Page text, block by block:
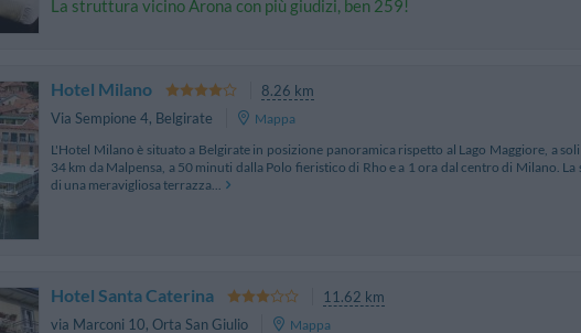
La struttura vicino Arona con più giudizi, ben 259!
Hotel Milano
8.26 km
Via Sempione 4, Belgirate
Mappa
L'Hotel Milano è situato a Belgirate in posizione panoramica rispetto al Lago Maggiore, a soli
34 km da Malpensa, a 50 minuti dalla Polo fieristico di Rho e a 1 ora dal centro di Milano.
di una meravigliosa terrazza...
Hotel Santa Caterina
11.62 km
via Marconi 10, Orta San Giulio
Mappa